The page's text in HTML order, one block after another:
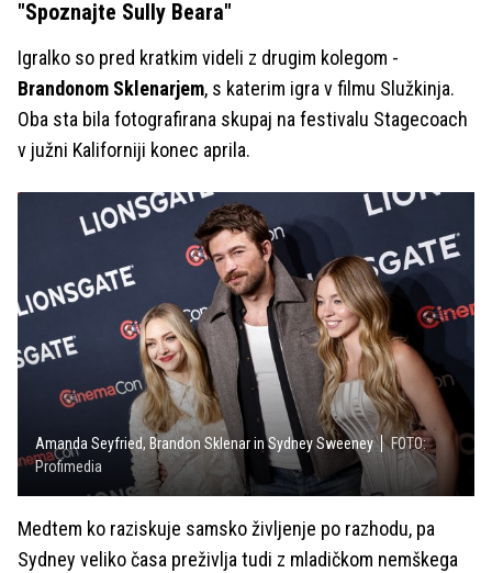
"Spoznajte Sully Beara"
Igralko so pred kratkim videli z drugim kolegom -
Brandonom Sklenarjem, s katerim igra v filmu Služkinja.
Oba sta bila fotografirana skupaj na festivalu Stagecoach
v južni Kaliforniji konec aprila.
Amanda Seyfried, Brandon Sklenar in Sydney Sweeney
FOTO:
Profimedia
Medtem ko raziskuje samsko življenje po razhodu, pa
Sydney veliko časa preživlja tudi z mladičkom nemškega